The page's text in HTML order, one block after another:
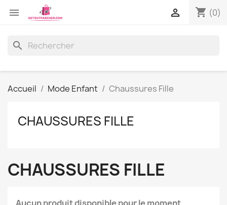
 shopping_cart (0)

search
Accueil Mode Enfant Chaussures Fille
CHAUSSURES FILLE
CHAUSSURES FILLE